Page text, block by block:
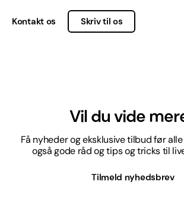
Kontakt os Skriv til os
Vil du vide
Få nyheder og eksklusive tilbud før
også gode råd og tips og tricks til
Tilmeld nyhedsbrev